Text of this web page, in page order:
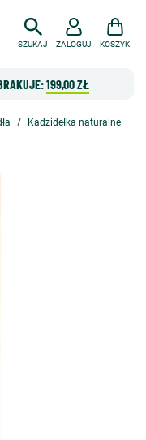
SZUKAJ
199,00 ZŁ
ZALOGUJ KOSZYK
Kadzidełka naturalne